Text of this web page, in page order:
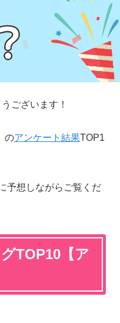
ございます！
のアンケート結果TOP1
予想しながらご覧くだ
TOP10【ア